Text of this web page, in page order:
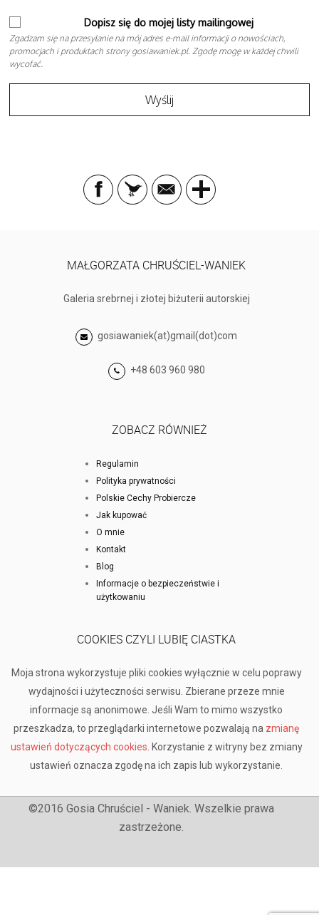
Dopisz się do mojej listy mailingowej
Zgadzam się na przesyłanie na mój adres e-mail informacji o nowościach,
promocjach i produktach strony gosiawaniek.pl. Zgodę mogę w każdej chwili
wycofać.
MAŁGORZATA CHRUŚCIEL-WANIEK
Galeria srebrnej i złotej biżuterii autorskiej
gosiawaniek(at)gmail(dot)com
+48 603 960 980
ZOBACZ RÓWNIEŻ
Regulamin
Polityka prywatności
Polskie Cechy Probiercze
Jak kupować
O mnie
Kontakt
Blog
Informacje o bezpieczeństwie i
użytkowaniu
COOKIES CZYLI LUBIĘ CIASTKA
Moja strona wykorzystuje pliki cookies wyłącznie w celu poprawy
wydajności i użyteczności serwisu. Zbierane przeze mnie
informacje są anonimowe. Jeśli Wam to mimo wszystko
przeszkadza, to przeglądarki internetowe pozwalają na zmianę
ustawień dotyczących cookies . Korzystanie z witryny bez zmiany
ustawień oznacza zgodę na ich zapis lub wykorzystanie.
©2016 Gosia Chruściel - Waniek. Wszelkie prawa
zastrzeżone.